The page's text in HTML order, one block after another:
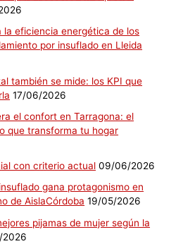
la eficiencia energética de los
por insuflado en Lleida
también se mide: los KPI que
17/06/2026
el confort en Tarragona: el
que transforma tu hogar
con criterio actual 09/06/2026
gana protagonismo en
de AislaCórdoba 19/05/2026
pijamas de mujer según la
2026